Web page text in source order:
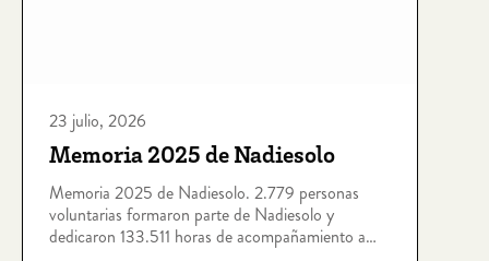
23 julio, 2026
Memoria 2025 de Nadiesolo
Memoria 2025 de Nadiesolo. 2.779 personas
voluntarias formaron parte de Nadiesolo y
dedicaron 133.511 horas de acompañamiento a